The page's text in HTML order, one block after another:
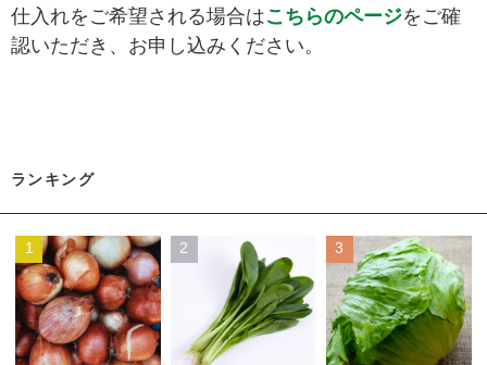
仕入れをご希望される場合はこちらのページをご確
認いただき、お申し込みください。
ランキング
1 2 3